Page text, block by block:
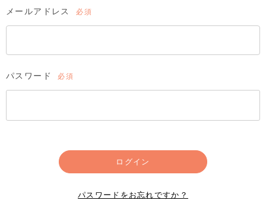
メールアドレス
須)
パスワード
須)
ログイン
パスワードをお忘れですか？